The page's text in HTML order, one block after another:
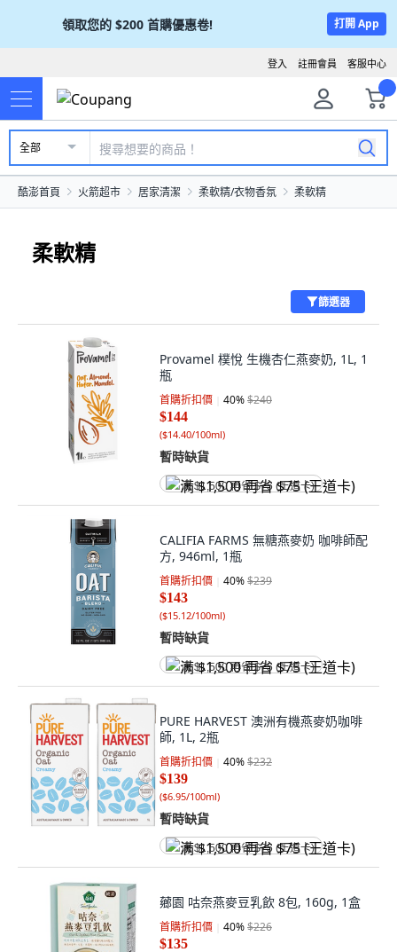
領取您的 $200 首購優惠卷! 打開 App
客服中心
註冊會員
登入
全部
酷澎首頁 火箭超市 居家清潔 柔軟精/衣物香氛 柔軟精
柔軟精
篩選器
Provamel 樸悅 生機杏仁燕麥奶, 1L, 1
瓶
首購折扣價 40%$240
$144
($14.40/100ml)
暫時缺貨
满 $1,500 再省 $75 (王道卡)
CALIFIA FARMS 無糖燕麥奶 咖啡師配
方, 946ml, 1瓶
首購折扣價 40%$239
$143
($15.12/100ml)
暫時缺貨
满 $1,500 再省 $75 (王道卡)
PURE HARVEST 澳洲有機燕麥奶咖啡
師, 1L, 2瓶
首購折扣價 40%$232
$139
($6.95/100ml)
暫時缺貨
满 $1,500 再省 $75 (王道卡)
薌園 咕奈燕麥豆乳飲 8包, 160g, 1盒
首購折扣價 40%$226
$135